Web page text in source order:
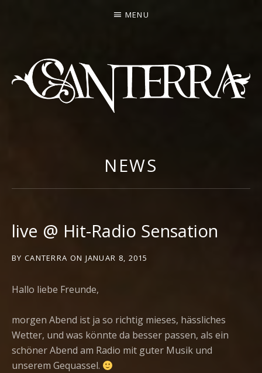
MENU
NEWS
live @ Hit-Radio Sensation
BY CANTERRA ON JANUAR 8, 2015
Hallo liebe Freunde,
morgen Abend ist ja so richtig mieses, hässliches
Wetter, und was könnte da besser passen, als ein
schöner Abend am Radio mit guter Musik und
unserem Gequassel.